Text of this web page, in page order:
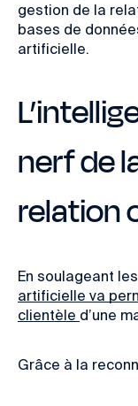
gestion de la
bases de
artificielle.
nerf de
relation
En soulageant
artificielle va
clientèle d’une
Grâce à la